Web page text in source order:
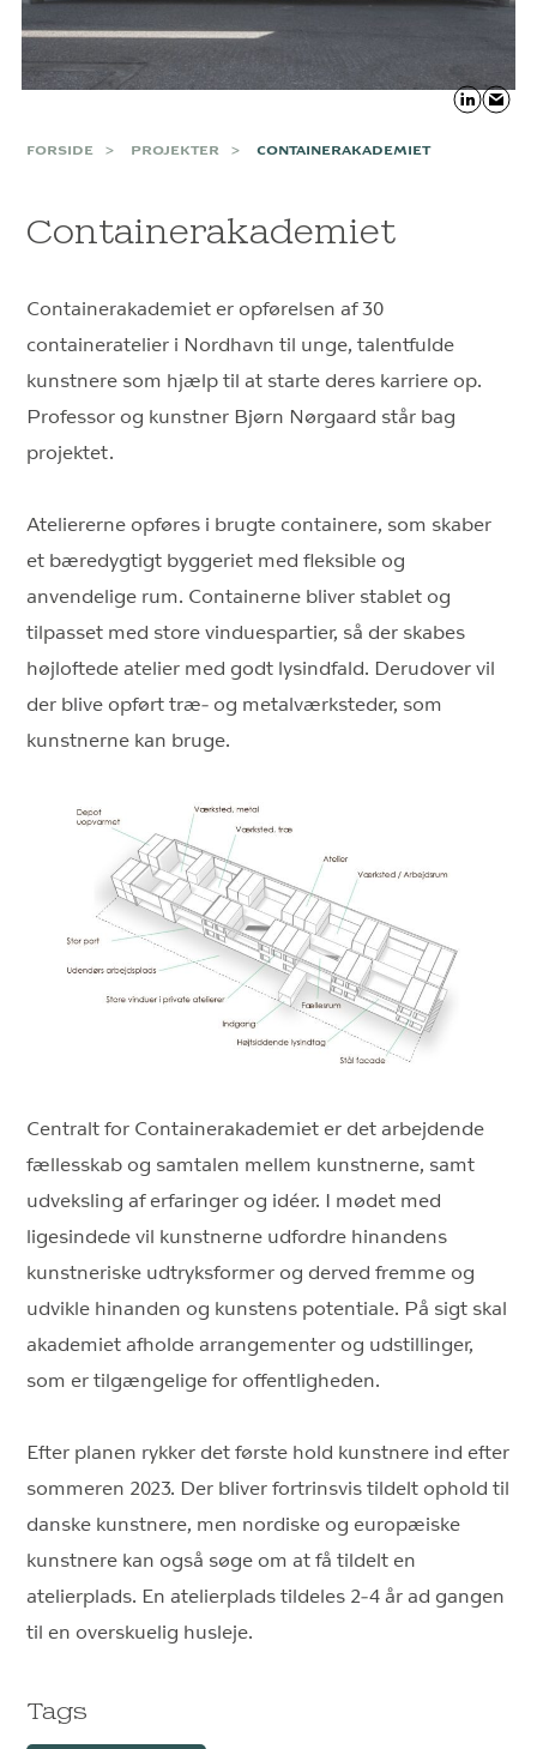
FORSIDE PROJEKTER CONTAINERAKADEMIET
Containerakademiet
Containerakademiet er opførelsen af 30
containeratelier i Nordhavn til unge, talentfulde
kunstnere som hjælp til at starte deres karriere op.
Professor og kunstner Bjørn Nørgaard står bag
projektet.
Ateliererne opføres i brugte containere, som skaber
et bæredygtigt byggeriet med fleksible og
anvendelige rum. Containerne bliver stablet og
tilpasset med store vinduespartier, så der skabes
højloftede atelier med godt lysindfald. Derudover vil
der blive opført træ- og metalværksteder, som
kunstnerne kan bruge.
Centralt for Containerakademiet er det arbejdende
fællesskab og samtalen mellem kunstnerne, samt
udveksling af erfaringer og idéer. I mødet med
ligesindede vil kunstnerne udfordre hinandens
kunstneriske udtryksformer og derved fremme og
udvikle hinanden og kunstens potentiale. På sigt skal
akademiet afholde arrangementer og udstillinger,
som er tilgængelige for offentligheden.
Efter planen rykker det første hold kunstnere ind efter
sommeren 2023. Der bliver fortrinsvis tildelt ophold til
danske kunstnere, men nordiske og europæiske
kunstnere kan også søge om at få tildelt en
atelierplads. En atelierplads tildeles 2-4 år ad gangen
til en overskuelig husleje.
Tags